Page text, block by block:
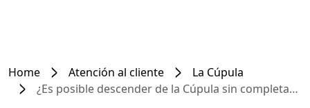
Home Atención al cliente
La Cúpula
¿Es posible descender de la Cúpula sin completar todo el recorrido?